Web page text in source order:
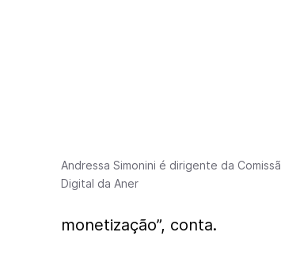
Andressa Simonini é dirigente da
Digital da Aner
monetização”, conta.